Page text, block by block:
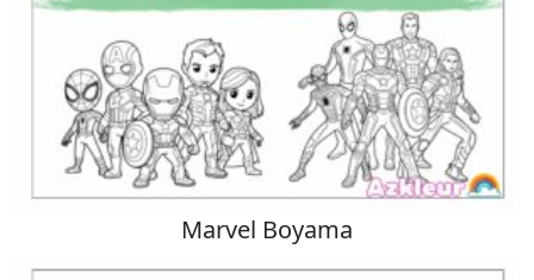
Marvel Boyama